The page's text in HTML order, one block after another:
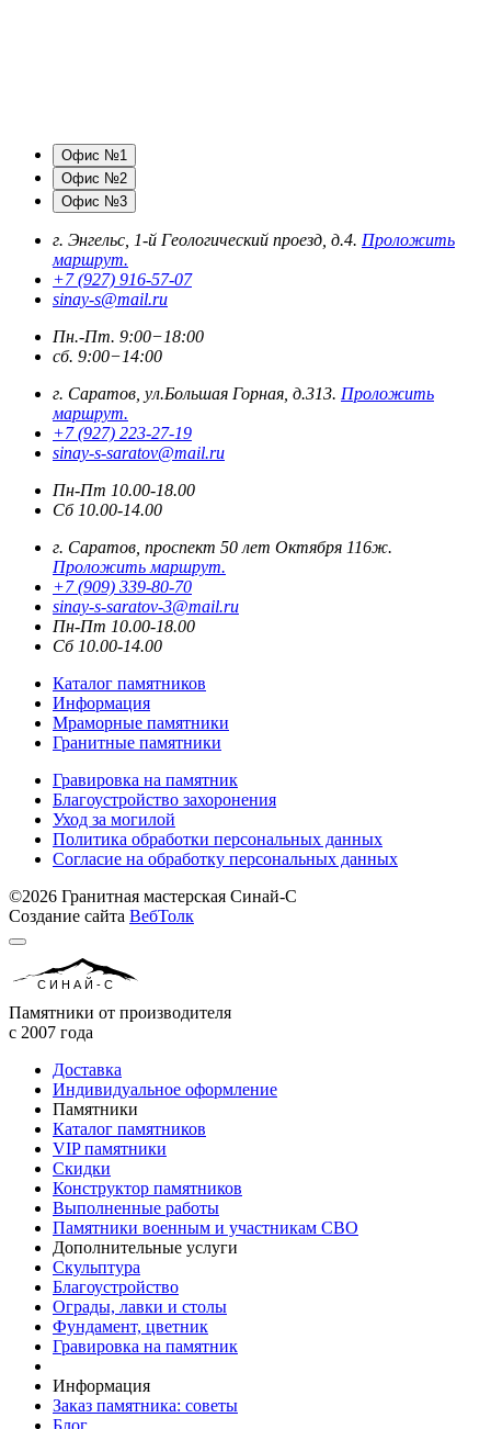
Офис №1
Офис №2
Офис №3
г. Энгельс, 1-й Геологический проезд, д.4. Проложить
маршрут.
+7 (927) 916-57-07
sinay-s@mail.ru
Пн.-Пт. 9:00−18:00
сб. 9:00−14:00
г. Саратов, ул.Большая Горная, д.313. Проложить
маршрут.
+7 (927) 223-27-19
sinay-s-saratov@mail.ru
Пн-Пт 10.00-18.00
Сб 10.00-14.00
г. Саратов, проспект 50 лет Октября 116ж.
Проложить маршрут.
+7 (909) 339-80-70
sinay-s-saratov-3@mail.ru
Пн-Пт 10.00-18.00
Сб 10.00-14.00
Каталог памятников
Информация
Мраморные памятники
Гранитные памятники
Гравировка на памятник
Благоустройство захоронения
Уход за могилой
Политика обработки персональных данных
Согласие на обработку персональных данных
©2026 Гранитная мастерская Синай-С
Создание сайта ВебТолк
СИНАЙ-С
Памятники от производителя
с 2007 года
Доставка
Индивидуальное оформление
Памятники
Каталог памятников
VIP памятники
Скидки
Конструктор памятников
Выполненные работы
Памятники военным и участникам СВО
Дополнительные услуги
Скульптура
Благоустройство
Ограды, лавки и столы
Фундамент, цветник
Гравировка на памятник
Информация
Заказ памятника: советы
Блог